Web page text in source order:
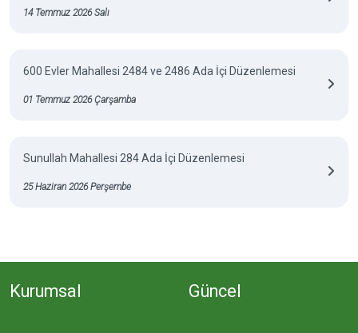
14 Temmuz 2026 Salı
600 Evler Mahallesi 2484 ve 2486 Ada İçi Düzenlemesi
01 Temmuz 2026 Çarşamba
Sunullah Mahallesi 284 Ada İçi Düzenlemesi
25 Haziran 2026 Perşembe
Kurumsal Güncel